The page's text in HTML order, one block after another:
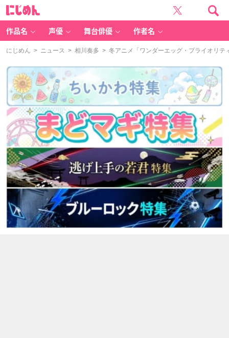
作品名 声優 舞台俳優 作者名
にじめん > ニュース > 相川奏多 > 冬アニメ「ワンダーエッグ・プライオリテ